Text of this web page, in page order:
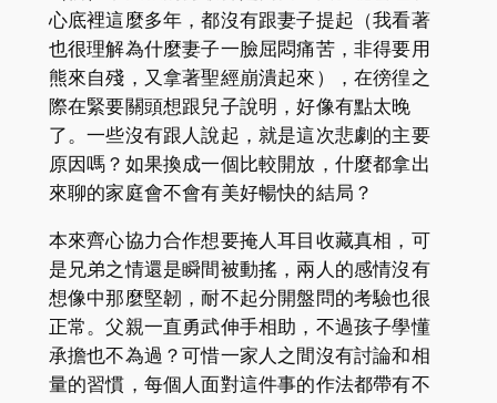
心底裡這麼多年，都沒有跟妻子提起（我看著
也很理解為什麼妻子一臉屈悶痛苦，非得要用
熊來自殘，又拿著聖經崩潰起來），在徬徨之
際在緊要關頭想跟兒子說明，好像有點太晚
了。一些沒有跟人說起，就是這次悲劇的主要
原因嗎？如果換成一個比較開放，什麼都拿出
來聊的家庭會不會有美好暢快的結局？
本來齊心協力合作想要掩人耳目收藏真相，可
是兄弟之情還是瞬間被動搖，兩人的感情沒有
想像中那麼堅韌，耐不起分開盤問的考驗也很
正常。父親一直勇武伸手相助，不過孩子學懂
承擔也不為過？可惜一家人之間沒有討論和相
量的習慣，每個人面對這件事的作法都帶有不